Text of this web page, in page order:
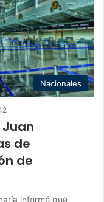
Nacionales
de
de
informó que